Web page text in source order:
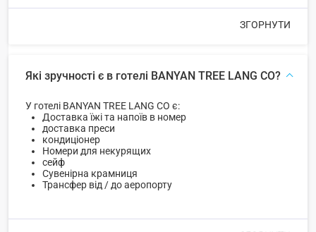
ЗГОРНУТИ
Які зручності є в готелі BANYAN TREE LANG CO?
У готелі BANYAN TREE LANG CO є:
Доставка їжі та напоїв в номер
доставка преси
кондиціонер
Номери для некурящих
сейф
Сувенірна крамниця
Трансфер від / до аеропорту